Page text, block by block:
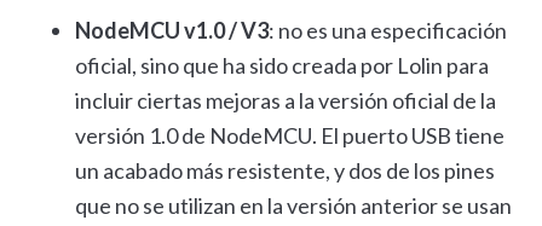
NodeMCU v1.0 / V3: no es una especificación
oficial, sino que ha sido creada por Lolin para
incluir ciertas mejoras a la versión oficial de la
versión 1.0 de NodeMCU. El puerto USB tiene
un acabado más resistente, y dos de los pines
que no se utilizan en la versión anterior se usan